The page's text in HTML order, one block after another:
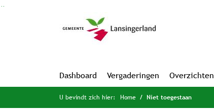
Dashboard Vergaderingen Overzichten
U bevindt zich hier: Home Niet toegestaan